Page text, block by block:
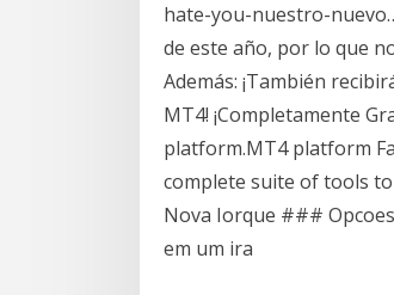
hate-you-nuestro-
de este año, por lo que
Además: ¡También
MT4! ¡Completamente
platform.MT4 platform
complete suite of tools
Nova Iorque ###
em um ira